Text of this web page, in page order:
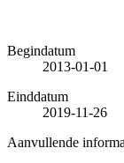
Begindatum
2013-01-01
Einddatum
2019-11-26
Aanvullende